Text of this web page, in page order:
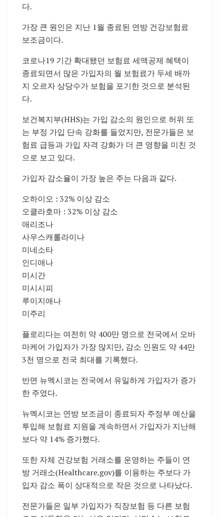
다.
가장 큰 원인은 지난 1월 종료된 연방 건강보험료
보조금이다.
코로나19 기간 확대됐던 보험료 세액공제 혜택이
종료되면서 많은 가입자의 월 보험료가 두세 배까
지 오르자 상당수가 보험을 포기한 것으로 분석된
다.
보건복지부(HHS)는 가입 감소의 원인으로 허위 또
는 부정 가입 단속 강화를 들었지만, 전문가들은 보
험료 급등과 가입 자격 강화가 더 큰 영향을 미친 것
으로 보고 있다.
가입자 감소율이 가장 높은 주는 다음과 같다.
오하이오 : 32% 이상 감소
오클라호마 : 32% 이상 감소
애리조나
사우스캐롤라이나
미네소타
인디애나
미시간
미시시피
루이지애나
미주리
플로리다는 여전히 약 400만 명으로 전국에서 오바
마케어 가입자가 가장 많지만, 감소 인원도 약 44만
3천 명으로 전국 최대를 기록했다.
반면 뉴멕시코는 전국에서 유일하게 가입자가 증가
한 주였다.
뉴멕시코는 연방 보조금이 종료되자 주정부 예산을
투입해 보험료 지원을 계속하면서 가입자가 지난해
보다 약 14% 증가했다.
또한 자체 건강보험 거래소를 운영하는 주들이 연
방 거래소(Healthcare.gov)를 이용하는 주보다 가
입자 감소 폭이 상대적으로 작은 것으로 나타났다.
전문가들은 일부 가입자가 직장보험 등 다른 보험